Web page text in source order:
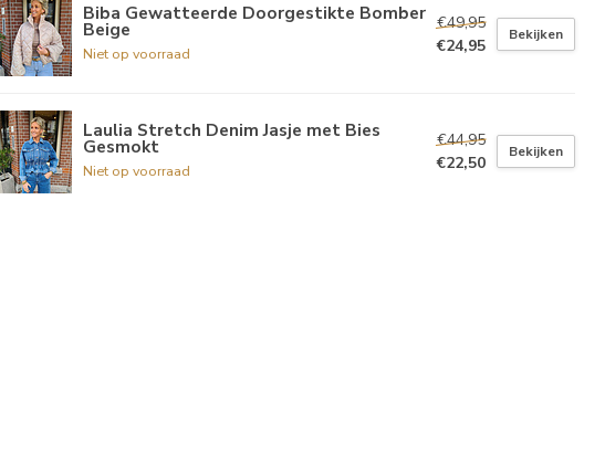
Biba Gewatteerde Doorgestikte Bomber
Beige
Niet op voorraad
€49,95
€24,95
Bekijken
Laulia Stretch Denim Jasje met Bies
Gesmokt
Niet op voorraad
€44,95
€22,50
Bekijken